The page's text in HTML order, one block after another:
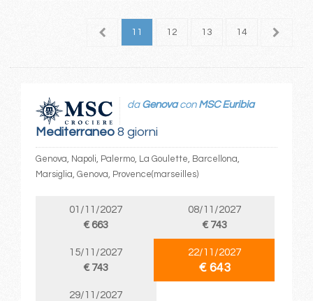
10 11 12 13 14 15
Mediterraneo8 giorni
da Genovacon MSC Euribia
Genova, Napoli, Palermo, La Goulette, Barcellona,
Marsiglia, Genova, Provence(marseilles)
01/11/2027
€ 663
08/11/2027
€ 743
15/11/2027
€ 743
22/11/2027
€ 643
29/11/2027